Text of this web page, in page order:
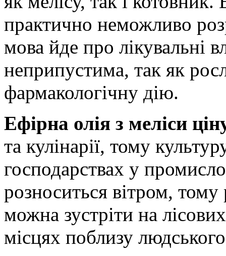
практично неможливо
мова йде про лікувальні
неприпустима, так як
фармакологічну дію.
Ефірна олія з меліси
та кулінарії, тому
господарствах у
розноситься вітром,
можна зустріти на
місцях поблизу